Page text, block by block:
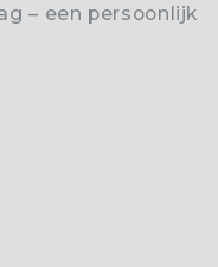
– een persoonlijk